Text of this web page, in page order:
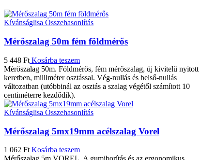
Kívánságlisa Összehasonlítás
Mérőszalag 50m fém földmérős
5 448 Ft Kosárba teszem
Mérőszalag 50m. Földmérős, fém mérőszalag, új kivitelű nyitott
keretben, milliméter osztással. Vég-nullás és belső-nullás
változatban (utóbbinál az osztás a szalag végétől számított 10
centiméterre kezdődik).
Kívánságlisa Összehasonlítás
Mérőszalag 5mx19mm acélszalag Vorel
1 062 Ft Kosárba teszem